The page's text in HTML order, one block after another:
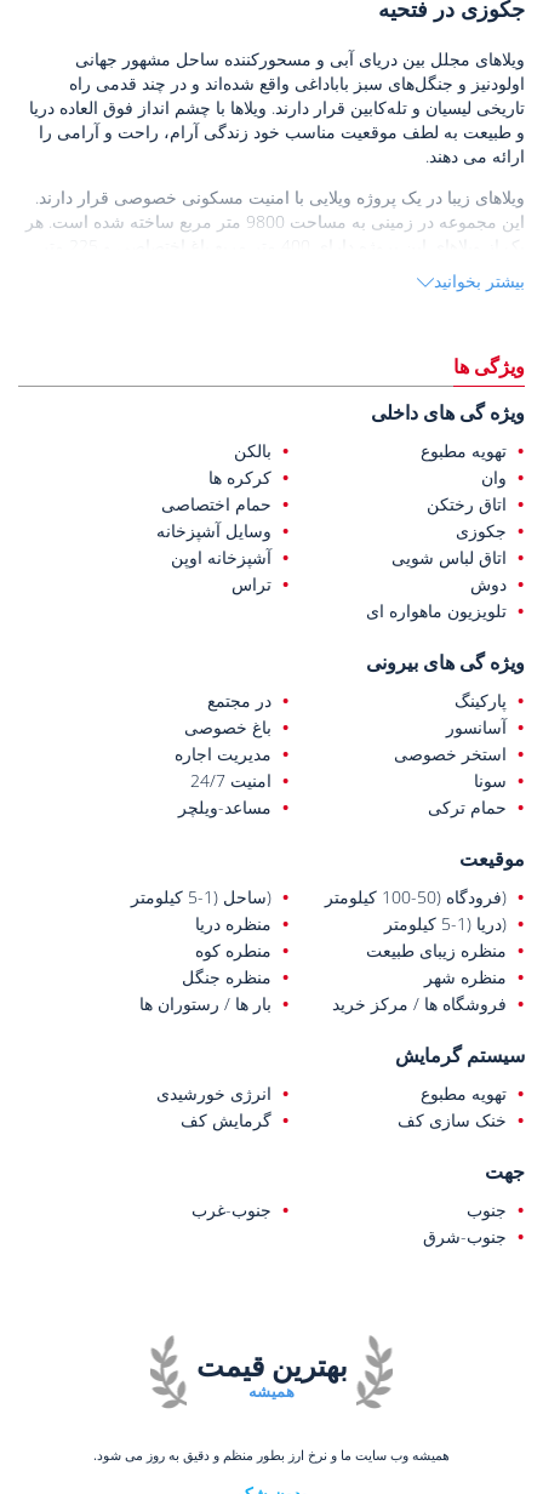
جکوزی در فتحیه
ویلاهای مجلل بین دریای آبی و مسحورکننده ساحل مشهور جهانی
اولودنیز و جنگل‌های سبز باباداغی واقع شده‌اند و در چند قدمی راه
تاریخی لیسیان و تله‌کابین قرار دارند. ویلاها با چشم انداز فوق العاده دریا
و طبیعت به لطف موقعیت مناسب خود زندگی آرام، راحت و آرامی را
ارائه می دهند.
ویلاهای زیبا در یک پروژه ویلایی با امنیت مسکونی خصوصی قرار دارند.
این مجموعه در زمینی به مساحت 9800 متر مربع ساخته شده است. هر
مربع فضای کاربری سرپوشیده می باشد. این پروژه با ارائه فضاهای
زندگی داخلی و خارجی بزرگ، برای کسانی که خواهان یک زندگی مجلل
باغ بزرگویلاهای فروشی در اولودنیز ترکیه
ایوان با کف سرامیکی، پارکینگ خصوصی، و دروازه آهنی باغ هستند.
آسانسور وجود دارد که دسترسی به هر طبقه را فراهم می کند.
ویلاهای فوق لوکس از سه اتاق خواب تشکیل شده اند که یکی از آنها
دارای جکوزی و رختکن، اتاق نشیمن، آشپزخانه اوپن، سه حمام
اختصاصی، دو سرویس بهداشتی و بالکن است. ویلاهای لوکس دارای
درهای بیرونی فولادی، درهای داخلی لاکی چوبی، پنجره های دوجداره پی
وی سی، تهویه مطبوع، زیرساخت سیستم گرمایش از کف و کفپوش های
سرامیکی و لمینت می باشند.
بیشتر بخوانید
ویژگی ها
ویژه گی های داخلی
تهویه مطبوع
بالکن
وان
کرکره ها
اتاق رختکن
حمام اختصاصی
جکوزی
وسایل آشپزخانه
اتاق لباس شویی
آشپزخانه اوپن
دوش
تراس
تلویزیون ماهواره ای
ویژه گی های بیرونی
پارکینگ
در مجتمع
آسانسور
باغ خصوصی
استخر خصوصی
مدیریت اجاره
سونا
امنیت 24/7
حمام ترکی
مساعد-ویلچر
موقیعت
(فرودگاه (50-100 کیلومتر
(ساحل (1-5 کیلومتر
(دریا (1-5 کیلومتر
منظره دریا
منظره زیبای طبیعت
منطره کوه
منظره شهر
منظره جنگل
فروشگاه ها / مرکز خرید
بار ها / رستوران ها
سیستم گرمایش
تهویه مطبوع
انرژی خورشیدی
خنک سازی کف
گرمایش کف
جهت
جنوب
جنوب-غرب
جنوب-شرق
همیشه
بهترین قیمت
همیشه وب سایت ما و نرخ ارز بطور منظم و دقیق به روز می شود.